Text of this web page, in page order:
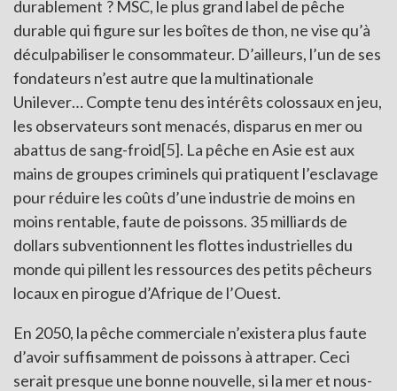
durablement ? MSC, le plus grand label de pêche
durable qui figure sur les boîtes de thon, ne vise qu’à
déculpabiliser le consommateur. D’ailleurs, l’un de ses
fondateurs n’est autre que la multinationale
Unilever… Compte tenu des intérêts colossaux en jeu,
les observateurs sont menacés, disparus en mer ou
abattus de sang-froid[5]. La pêche en Asie est aux
mains de groupes criminels qui pratiquent l’esclavage
pour réduire les coûts d’une industrie de moins en
moins rentable, faute de poissons. 35 milliards de
dollars subventionnent les flottes industrielles du
monde qui pillent les ressources des petits pêcheurs
locaux en pirogue d’Afrique de l’Ouest.
En 2050, la pêche commerciale n’existera plus faute
d’avoir suffisamment de poissons à attraper. Ceci
serait presque une bonne nouvelle, si la mer et nous-